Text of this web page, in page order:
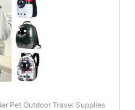
Pet Outdoor Travel Supplies